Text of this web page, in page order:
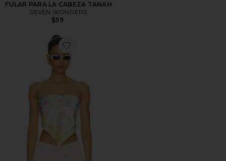
FULAR PARA LA CABEZA TANAH
SEVEN WONDERS
$59
Favorite PAÑUELO SEDOSO WILD CAUGHT